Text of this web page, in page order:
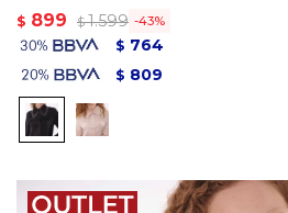
$ 899 $ 1.599 43
$ 764
$ 809